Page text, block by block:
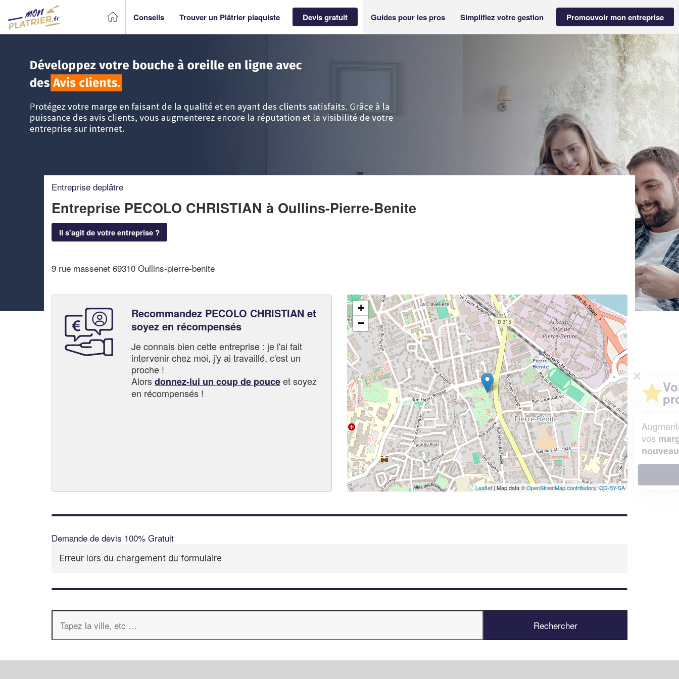
Conseils Trouver un Plâtrier plaquiste Devis gratuit Guides pour les pros Simplifiez votre gestion Promouvoir mon entreprise
Entreprise deplâtre
Entreprise PECOLO CHRISTIAN à Oullins-Pierre-Benite
Il s'agit de votre entreprise ?
9 rue massenet 69310 Oullins-pierre-benite
Recommandez PECOLO CHRISTIAN et
soyez en récompensés
Je connais bien cette entreprise : je l'ai fait
intervenir chez moi, j'y ai travaillé, c'est un
proche !
Alorsdonnez-lui un coup de pouceet soyez
en récompensés !
+
−
Leaflet | Map data ©OpenStreetMap contributors,CC-BY-SA
Demande de devis 100% Gratuit
Erreur lors du chargement du formulaire
✕
Vous êtes un
professionnel ?
Augmentez votrechiffre d'affaireset
vosmarges tout en gagnant de
nouveaux clients!
En savoir plus